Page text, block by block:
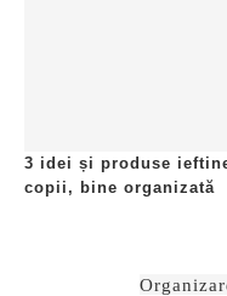
3 idei și produse
copii, bine organizată